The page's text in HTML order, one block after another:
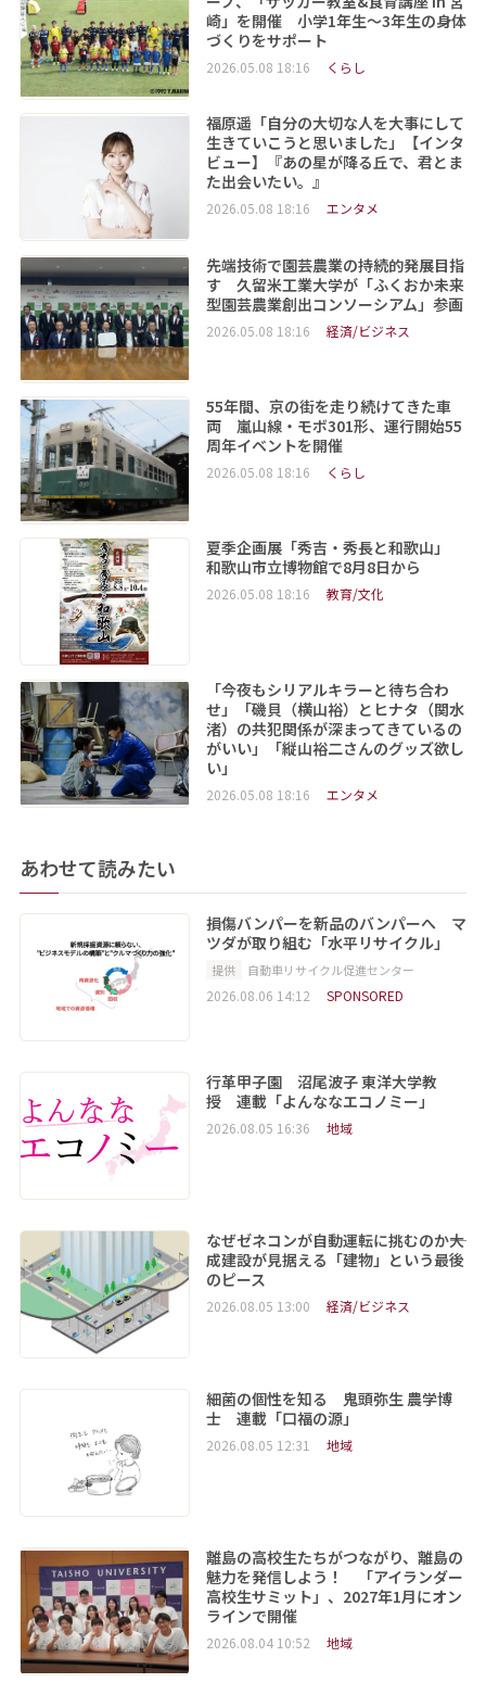
崎」を開催 小学1年生～3年生の身体
づくりをサポート
2026.05.08 18:16 くらし
福原遥「自分の大切な人を大事にして
生きていこうと思いました」【インタ
ビュー】『あの星が降る丘で、君とま
た出会いたい。』
2026.05.08 18:16 エンタメ
先端技術で園芸農業の持続的発展目指
す 久留米工業大学が「ふくおか未来
型園芸農業創出コンソーシアム」参画
2026.05.08 18:16 経済/ビジネス
55年間、京の街を走り続けてきた車
両 嵐山線・モボ301形、運行開始55
周年イベントを開催
2026.05.08 18:16 くらし
夏季企画展「秀吉・秀長と和歌山」
和歌山市立博物館で8月8日から
2026.05.08 18:16 教育/文化
「今夜もシリアルキラーと待ち合わ
せ」「磯貝（横山裕）とヒナタ（関水
渚）の共犯関係が深まってきているの
がいい」「縦山裕二さんのグッズ欲し
い」
2026.05.08 18:16 エンタメ
あわせて読みたい
損傷バンパーを新品のバンパーへ マ
ツダが取り組む「水平リサイクル」
提供 自動車リサイクル促進センター
2026.08.06 14:12 SPONSORED
行革甲子園 沼尾波子 東洋大学教
授 連載「よんななエコノミー」
2026.08.05 16:36 地域
なぜゼネコンが自動運転に挑むのか――大
成建設が見据える「建物」という最後
のピース
2026.08.05 13:00 経済/ビジネス
細菌の個性を知る 鬼頭弥生 農学博
士 連載「口福の源」
2026.08.05 12:31 地域
離島の高校生たちがつながり、離島の
魅力を発信しよう！ 「アイランダー
高校生サミット」、2027年1月にオン
ラインで開催
2026.08.04 10:52 地域